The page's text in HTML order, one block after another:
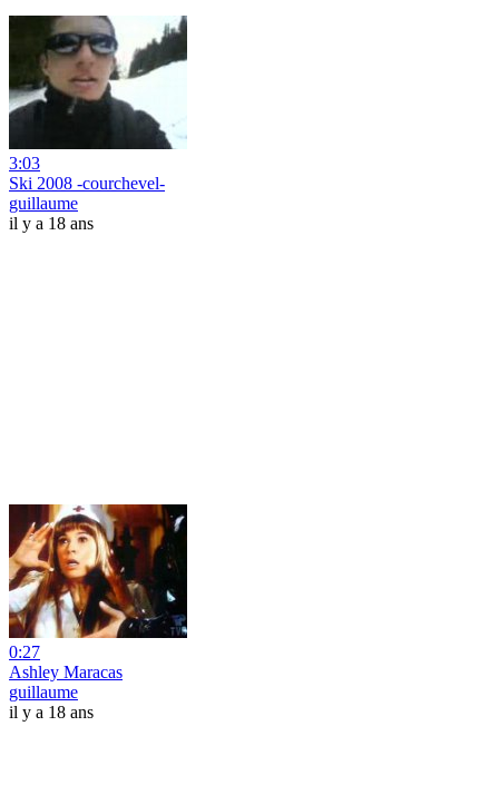
3:03
Ski 2008 -courchevel-
guillaume
il y a 18 ans
0:27
Ashley Maracas
guillaume
il y a 18 ans